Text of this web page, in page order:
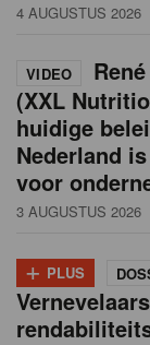
4 AUGUSTUS 2026
VIDEO
(XXL
huidige
Nederland
voor
3 AUGUSTUS 2026
+ PLUS